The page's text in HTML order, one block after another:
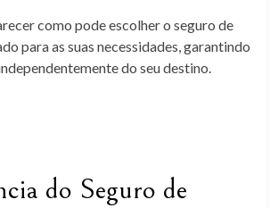
como pode escolher o seguro de
para as suas necessidades, garantindo
do seu destino.
do Seguro de